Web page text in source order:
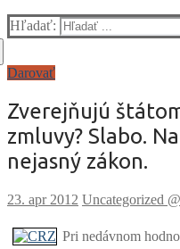
Hľadať:
Darovať
Zverejňujú
zmluvy? Slabo.
nejasný zákon.
Uncategorized
Pri nedávnom